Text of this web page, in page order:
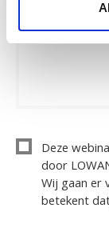
Deze
door
Wij gaan er
betekent